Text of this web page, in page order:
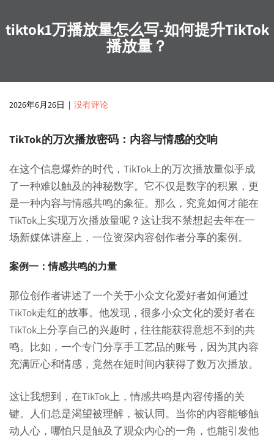
tiktok1万播放量怎么写-如何提升TikTok
播放量？
2026年6月26日 | 没有评论
TikTok的万次播放密码：内容与情感的交响
在这个信息爆炸的时代，TikTok上的万次播放量似乎成
了一种难以触及的神秘数字。它不仅是数字的积累，更
是一种内容与情感共鸣的象征。那么，究竟如何才能在
TikTok上实现万次播放量呢？这让我不禁想起去年在一
场新媒体讲座上，一位资深内容创作者分享的案例。
案例一：情感共鸣的力量
那位创作者讲述了一个关于小众文化爱好者如何通过
TikTok走红的故事。他发现，很多小众文化的爱好者在
TikTok上分享自己的兴趣时，往往能获得意想不到的共
鸣。比如，一个专门分享手工艺品的账号，因为其内容
充满匠心和情感，竟然在短时间内获得了数万次播放。
这让我想到，在TikTok上，情感共鸣是内容传播的关
键。人们总是渴望被理解，被认同。当你的内容能够触
动人心，哪怕只是触及了观众内心的一角，也能引发他